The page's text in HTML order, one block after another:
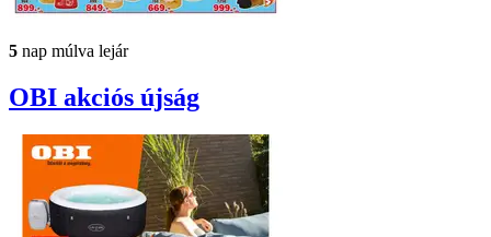
5 nap múlva lejár
OBI akciós újság